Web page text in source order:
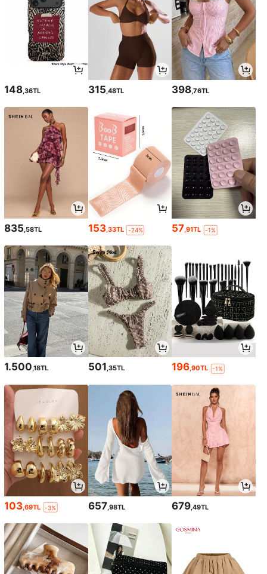
148,36TL 315,48TL 398,76TL
835,58TL 153,33TL -24% 57,91TL -1%
1.500,18TL 501,35TL 196,90TL -1%
103 ,69TL -3% 657 ,98TL 679 ,49TL